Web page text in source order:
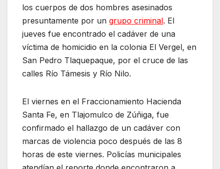
los cuerpos de dos hombres asesinados
presuntamente por un grupo criminal. El
jueves fue encontrado el cadáver de una
víctima de homicidio en la colonia El Vergel, en
San Pedro Tlaquepaque, por el cruce de las
calles Río Támesis y Río Nilo.
El viernes en el Fraccionamiento Hacienda
Santa Fe, en Tlajomulco de Zúñiga, fue
confirmado el hallazgo de un cadáver con
marcas de violencia poco después de las 8
horas de este viernes. Policías municipales